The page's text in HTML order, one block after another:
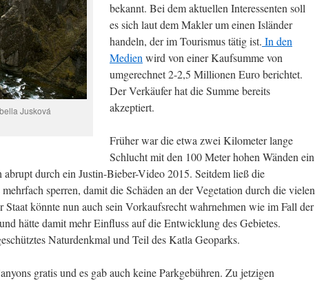
Jusková
bekannt. Bei dem aktuellen Interessenten soll
es sich laut dem Makler um einen Isländer
handeln, der im Tourismus tätig ist. In den
Medien wird von einer Kaufsumme von
umgerechnet 2-2,5 Millionen Euro berichtet.
Der Verkäufer hat die Summe bereits
akzeptiert.
Früher war die etwa zwei Kilometer lange
Schlucht mit den 100 Meter hohen Wänden ein
abrupt durch ein Justin-Bieber-Video 2015. Seitdem ließ die
sperren, damit die Schäden an der Vegetation durch die vielen
Staat könnte nun auch sein Vorkaufsrecht wahrnehmen wie im Fall der
hätte damit mehr Einfluss auf die Entwicklung des Gebietes.
Naturdenkmal und Teil des Katla Geoparks.
gratis und es gab auch keine Parkgebühren. Zu jetzigen